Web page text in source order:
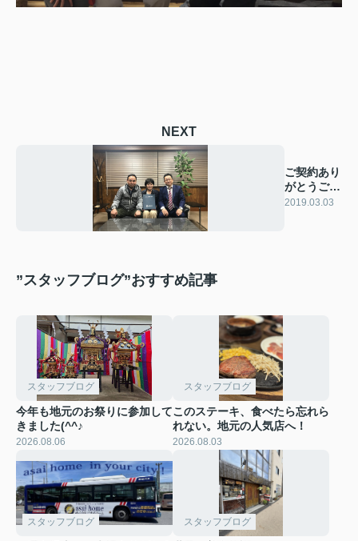
NEXT
ご契約あり
がとうござ
います！
2019.03.03
”スタッフブログ”おすすめ記事
スタッフブログ
今年も地元のお祭りに参加して
きました(^^♪
2026.08.06
スタッフブログ
このステーキ、食べたら忘れら
れない。地元の人気店へ！
2026.08.03
スタッフブログ スタッフブログ